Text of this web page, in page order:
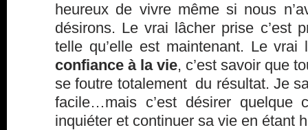
heureux de vivre même si nous
désirons. Le vrai lâcher prise c’est
telle qu’elle est maintenant. Le vrai
confiance à la vie, c’est savoir que
se foutre totalement du résultat. Je
facile…mais c’est désirer quelque
inquiéter et continuer sa vie en étant